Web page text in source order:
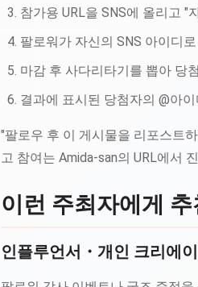
참가용 URL을 SNS에 올리고 "
팔로워가 자신의 SNS 아이디
마감 후 사다리타기를 뽑아 당
결과에 표시된 당첨자의 @아
"팔로우 후 이 게시물을 리포스트
고 참여는 Amida-san의 URL에서
이런 주최자에게 추
인플루언서・개인 크리에